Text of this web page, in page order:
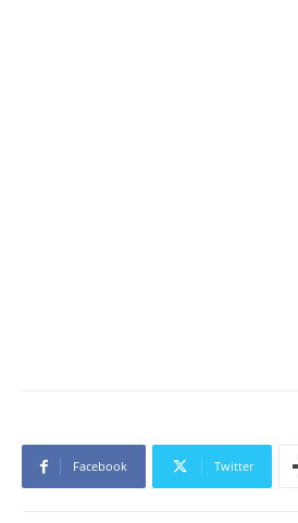
Facebook Twitter